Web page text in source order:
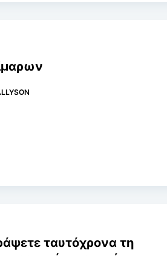
ταυτόχρονα τη